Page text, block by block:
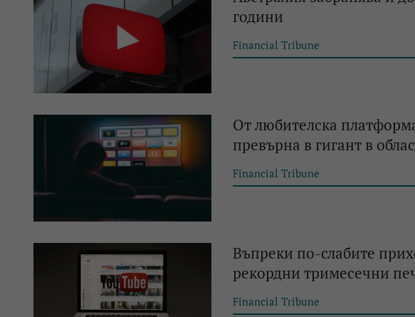
години
Financial Tribune
От любителска
превърна в гигант в
Financial Tribune
Въпреки по-слабите
рекордни тримесечни
Financial Tribune